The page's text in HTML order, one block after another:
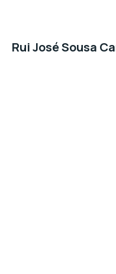
Rui José Sousa